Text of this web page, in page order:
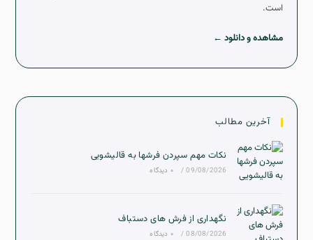
است.
مشاهده و دانلود ←
آخرین مطالب
نکات مهم سپردن فرشها به قالیشویی
09/08/2026
/ ۰ دیدگاه
نگهداری از فرش های دستباف
08/08/2026
/ ۰ دیدگاه